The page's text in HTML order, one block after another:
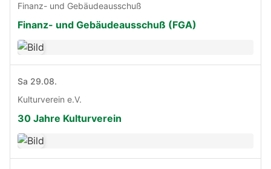
Finanz- und Gebäudeausschuß
Finanz- und Gebäudeausschuß (FGA)
Sa 29.08.
Kulturverein e.V.
30 Jahre Kulturverein